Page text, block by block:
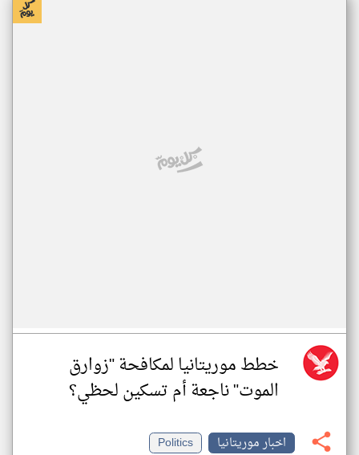
خطط موريتانيا لمكافحة "زوارق
الموت" ناجعة أم تسكين لحظي؟
اخبار موريتانيا
Politics